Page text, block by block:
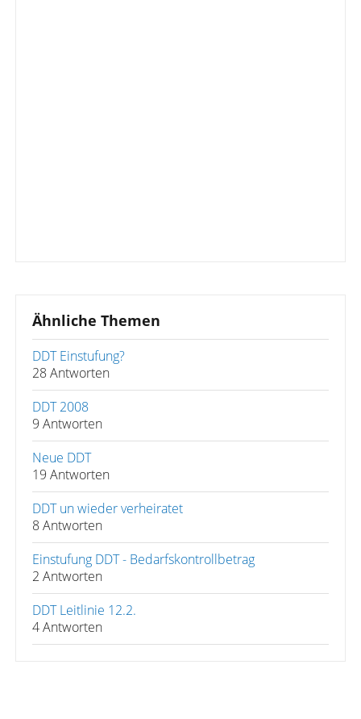
Ähnliche Themen
DDT Einstufung?
28 Antworten
DDT 2008
9 Antworten
Neue DDT
19 Antworten
DDT un wieder verheiratet
8 Antworten
Einstufung DDT - Bedarfskontrollbetrag
2 Antworten
DDT Leitlinie 12.2.
4 Antworten